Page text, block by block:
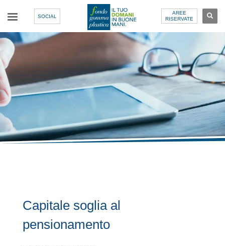
SOCIAL
AREE
RISERVATE
Capitale soglia al
pensionamento